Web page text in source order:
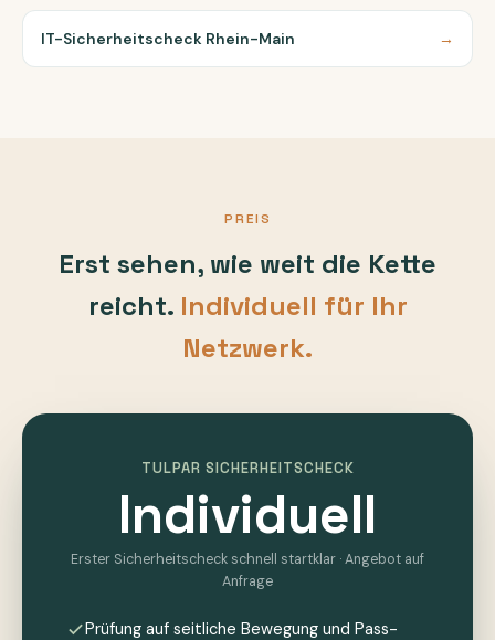
IT-Sicherheitscheck Rhein-Main →
PREIS
Erst sehen, wie weit die Kette
reicht. Individuell für Ihr
Netzwerk.
TULPAR SICHERHEITSCHECK
Individuell
Erster Sicherheitscheck schnell startklar · Angebot auf
Anfrage
Prüfung auf seitliche Bewegung und Pass-